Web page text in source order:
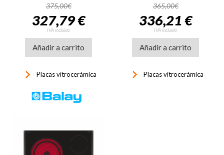
375,00€
327,79 €
IVA incluido
Añadir a carrito
keyboard_arrow_right Placas vitrocerámica
365,00€
336,21 €
IVA incluido
Añadir a carrito
keyboard_arrow_right Placas vitrocerámica